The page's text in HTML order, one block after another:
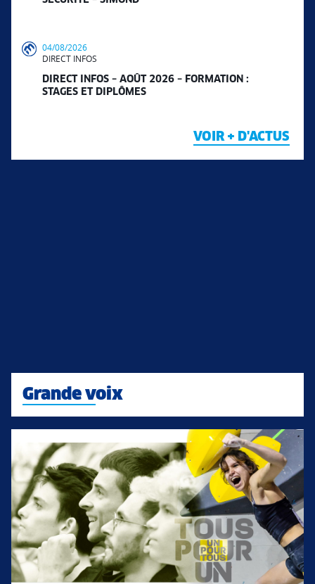
04/08/2026
DIRECT INFOS
DIRECT INFOS – AOÛT 2026 – FORMATION :
STAGES ET DIPLÔMES
VOIR + D'ACTUS
Grande voix